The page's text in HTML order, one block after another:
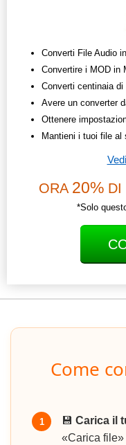
Converti File Audio
Convertire i MOD in
Converti centinaia
Avere un converter
Ottenere
Mantieni i tuoi file al
ORA 20% DI
*Solo
Come
1 💾 Carica il
«Carica